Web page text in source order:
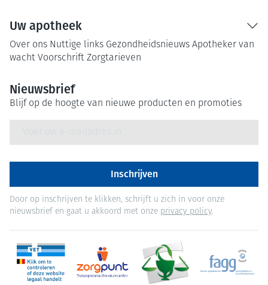
Uw apotheek
Over ons Nuttige links Gezondheidsnieuws Apotheker van
wacht Voorschrift Zorgtarieven
Nieuwsbrief
Blijf op de hoogte van nieuwe producten en promoties
Inschrijven
Door op inschrijven te klikken, schrijft u zich in voor onze
nieuwsbrief en gaat u akkoord met onze privacy policy.